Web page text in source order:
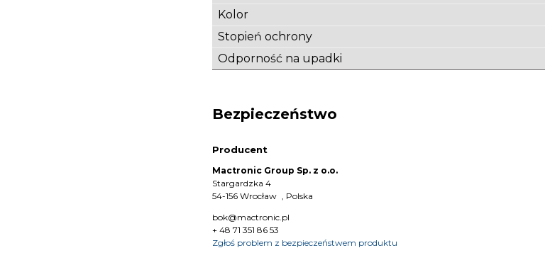
Kolor
Stopień ochrony
Odporność na upadki
Bezpieczeństwo
Producent
Mactronic Group Sp. z o.o.
Stargardzka 4
54-156 Wrocław , Polska
bok@mactronic.pl
+ 48 71 351 86 53
Zgłoś problem z bezpieczeństwem produktu